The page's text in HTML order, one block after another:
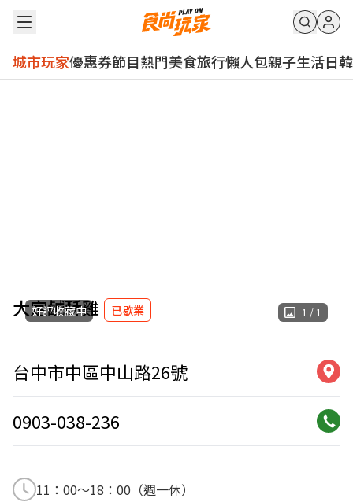
城市玩家優惠券節目熱門美食旅行懶人包親子生活日韓
大定鹹酥雞 已歇業 1 / 1
好評收藏中
台中市中區中山路26號
0903-038-236
11：00～18：00（週一休）